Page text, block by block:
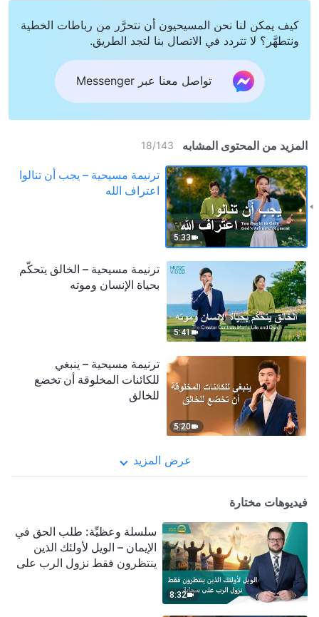
كيف يمكن لنا نحن المسيحيون أن نتحرَّر من رباطات الخطية
ونتطهَّر؟ لا تتردد في الاتصال بنا لتجد الطريق.
تواصل معنا عبر Messenger
المزيد من المحتوى المشابه 18/143
5:33
ترنيمة مسيحية – يجب أن تنالوا
اعتراف الله
5:41
ترنيمة مسيحية – الخالق يتحكَّم
بحياة الإنسان وموته
5:20
ترنيمة مسيحية – ينبغي
للكائنات المخلوقة أن تخضع
للخالق
عرض المزيد
فيديوهات مختارة
8:32
سلسلة وعظيِّة: طلب الحق في
الإيمان – الويل لأولئك الذين
ينتظرون فقط نزول الرب على